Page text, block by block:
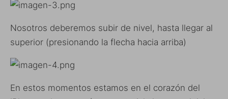
Nosotros deberemos subir de nivel, hasta llegar al
superior (presionando la flecha hacia arriba)
En estos momentos estamos en el corazón del